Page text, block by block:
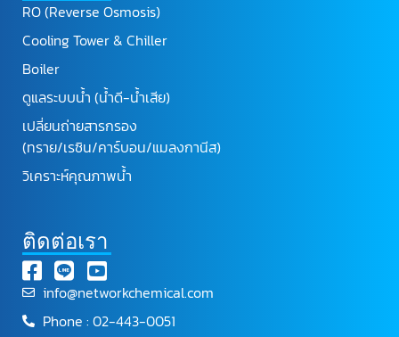
RO (Reverse Osmosis)
Cooling Tower & Chiller
Boiler
ดูแลระบบน้ำ (น้ำดี-น้ำเสีย)
เปลี่ยนถ่ายสารกรอง
(ทราย/เรซิน/คาร์บอน/แมลงกานีส)
วิเคราะห์คุณภาพน้ำ
ติดต่อเรา
info@networkchemical.com
Phone : 02-443-0051